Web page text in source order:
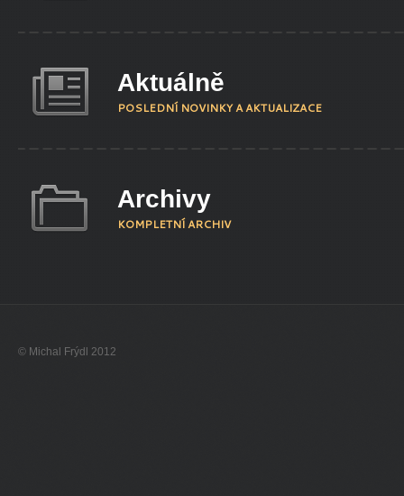
Aktuálně
POSLEDNÍ NOVINKY A AKTUALIZACE
Archivy
KOMPLETNÍ ARCHIV
© Michal Frýdl 2012